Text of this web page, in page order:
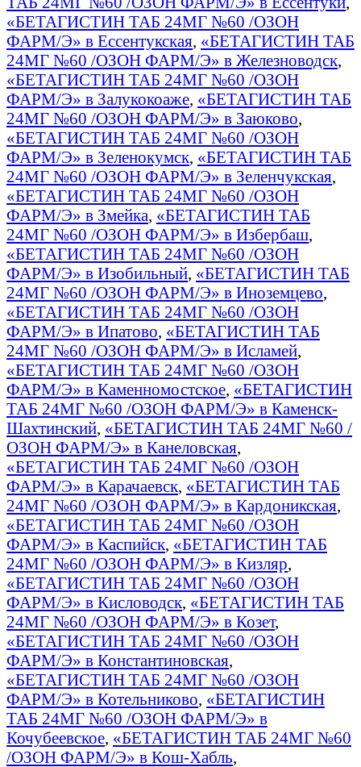
«БЕТАГИСТИН ТАБ 24МГ №60 /ОЗОН
ФАРМ/Э» в Ессентукская, «БЕТАГИСТИН ТАБ
24МГ №60 /ОЗОН ФАРМ/Э» в Железноводск,
«БЕТАГИСТИН ТАБ 24МГ №60 /ОЗОН
ФАРМ/Э» в Залукокоаже, «БЕТАГИСТИН ТАБ
24МГ №60 /ОЗОН ФАРМ/Э» в Заюково,
«БЕТАГИСТИН ТАБ 24МГ №60 /ОЗОН
ФАРМ/Э» в Зеленокумск, «БЕТАГИСТИН ТАБ
24МГ №60 /ОЗОН ФАРМ/Э» в Зеленчукская,
«БЕТАГИСТИН ТАБ 24МГ №60 /ОЗОН
ФАРМ/Э» в Змейка, «БЕТАГИСТИН ТАБ
24МГ №60 /ОЗОН ФАРМ/Э» в Избербаш,
«БЕТАГИСТИН ТАБ 24МГ №60 /ОЗОН
ФАРМ/Э» в Изобильный, «БЕТАГИСТИН ТАБ
24МГ №60 /ОЗОН ФАРМ/Э» в Иноземцево,
«БЕТАГИСТИН ТАБ 24МГ №60 /ОЗОН
ФАРМ/Э» в Ипатово, «БЕТАГИСТИН ТАБ
24МГ №60 /ОЗОН ФАРМ/Э» в Исламей,
«БЕТАГИСТИН ТАБ 24МГ №60 /ОЗОН
ФАРМ/Э» в Каменномостское, «БЕТАГИСТИН
ТАБ 24МГ №60 /ОЗОН ФАРМ/Э» в Каменск-
Шахтинский, «БЕТАГИСТИН ТАБ 24МГ №60 /
ОЗОН ФАРМ/Э» в Канеловская,
«БЕТАГИСТИН ТАБ 24МГ №60 /ОЗОН
ФАРМ/Э» в Карачаевск, «БЕТАГИСТИН ТАБ
24МГ №60 /ОЗОН ФАРМ/Э» в Кардоникская,
«БЕТАГИСТИН ТАБ 24МГ №60 /ОЗОН
ФАРМ/Э» в Каспийск, «БЕТАГИСТИН ТАБ
24МГ №60 /ОЗОН ФАРМ/Э» в Кизляр,
«БЕТАГИСТИН ТАБ 24МГ №60 /ОЗОН
ФАРМ/Э» в Кисловодск, «БЕТАГИСТИН ТАБ
24МГ №60 /ОЗОН ФАРМ/Э» в Козет,
«БЕТАГИСТИН ТАБ 24МГ №60 /ОЗОН
ФАРМ/Э» в Константиновская,
«БЕТАГИСТИН ТАБ 24МГ №60 /ОЗОН
ФАРМ/Э» в Котельниково, «БЕТАГИСТИН
ТАБ 24МГ №60 /ОЗОН ФАРМ/Э» в
Кочубеевское, «БЕТАГИСТИН ТАБ 24МГ №60
/ОЗОН ФАРМ/Э» в Кош-Хабль,